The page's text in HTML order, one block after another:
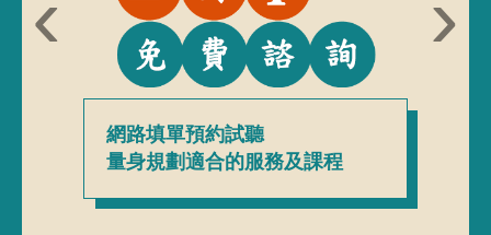
網路填單預約試聽
量身規劃適合的服務及課程